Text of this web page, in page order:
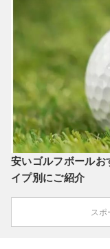
安いゴルフボールお
イプ別にご紹介
ス